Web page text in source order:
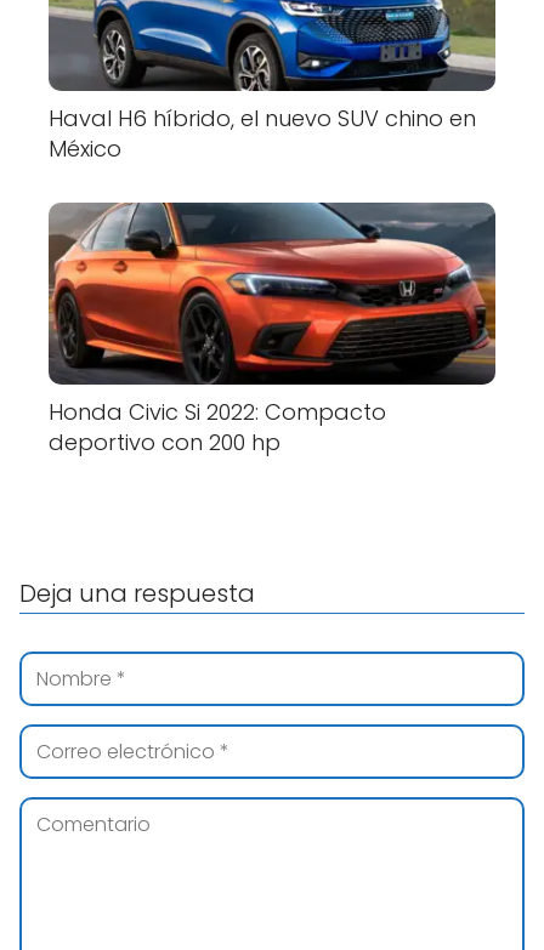
Haval H6 híbrido, el nuevo SUV chino en
México
Honda Civic Si 2022: Compacto
deportivo con 200 hp
Deja una respuesta